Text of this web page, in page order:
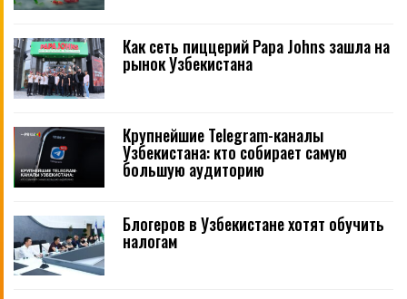
Как сеть пиццерий Papa Johns зашла на
рынок Узбекистана
Крупнейшие Telegram-каналы
Узбекистана: кто собирает самую
большую аудиторию
Блогеров в Узбекистане хотят обучить
налогам